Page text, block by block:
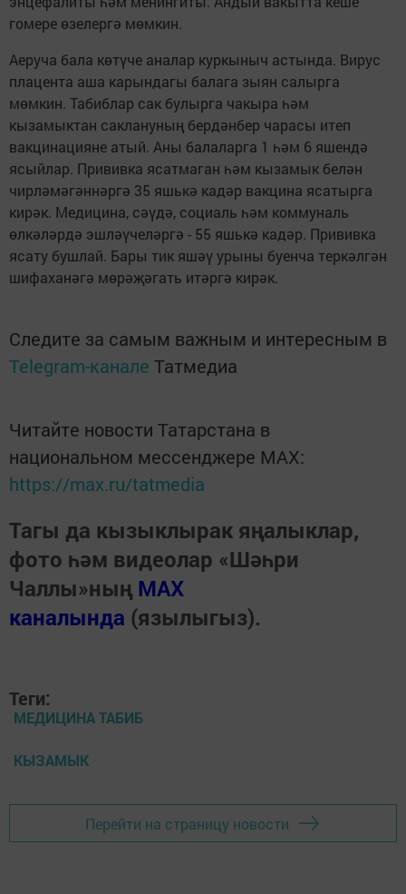
гомере өзелергә мөмкин.
Аеруча бала көтүче аналар куркыныч астында. Вирус
плацента аша карындагы балага зыян салырга
мөмкин. Табиблар сак булырга чакыра һәм
кызамыктан саклануның бердәнбер чарасы итеп
вакцинацияне атый. Аны балаларга 1 һәм 6 яшендә
ясыйлар. Прививка ясатмаган һәм кызамык белән
чирләмәгәннәргә 35 яшькә кадәр вакцина ясатырга
кирәк. Медицина, сәүдә, социаль һәм коммуналь
өлкәләрдә эшләүчеләргә - 55 яшькә кадәр. Прививка
ясату бушлай. Бары тик яшәү урыны буенча теркәлгән
шифаханәгә мөрәҗәгать итәргә кирәк.
Следите за самым важным и интересным в
Telegram-канале Татмедиа
Читайте новости Татарстана в
национальном мессенджере MАХ:
https://max.ru/tatmedia
Тагы да кызыклырак яңалыклар,
фото һәм видеолар «Шәһри
Чаллы»ның MAX
каналында (язылыгыз).
Теги:
МЕДИЦИНА ТАБИБ
КЫЗАМЫК
Перейти на страницу новости